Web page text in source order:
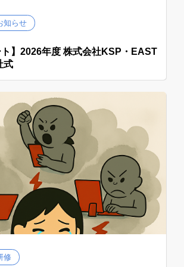
知らせ
ト】2026年度 株式会社KSP・EAST
式
修